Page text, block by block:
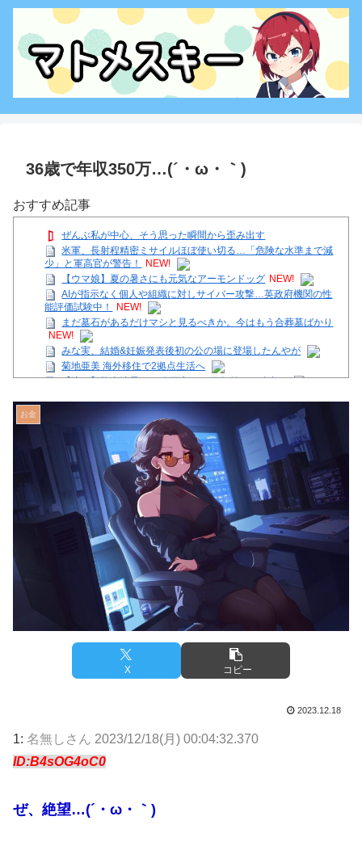
36歳で年収350万…(´・ω・｀)
おすすめ記事
ぜんぶ私が中心、そう思った瞬間から歪み出す
米軍、長射程精密ミサイルほぼ使い切る…「危険な水準まで減
少」と軍高官が警告！
NEW!
【ウマ娘】夏の暑さにも元気なアーモンドッグ NEW!
AIが指示なく個人や組織に対しサイバー攻撃…英政府機関の性
能評価試験中！
NEW!
まだ墓石があるだけマシと見るべきか。今はもう合葬墓ばかり
NEW!
みな実、結婚&妊娠発表後初の公の場に登場したんやが
菊地亜美 海外移住で2拠点生活へ
【注目】熊本地震、28人死亡（30日午前6:30時点）
【芸能】星野真里さんの挑戦、暑さを心配する声続出!!!
【画像】イオンモール熊本の店内のビフォーアフターがこちら
Powered by livedoor 相互RSS
お金
X コピー
2023.12.18
1: 名無しさん 2023/12/18(月) 00:04:32.370
ID:B4sOG4oC0
ぜ、絶望…(´・ω・｀)